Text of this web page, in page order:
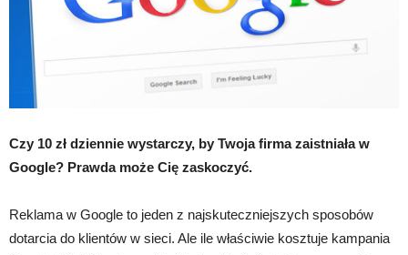
Czy 10 zł dziennie wystarczy, by Twoja firma zaistniała w
Google? Prawda może Cię zaskoczyć.
Reklama w Google to jeden z najskuteczniejszych sposobów
dotarcia do klientów w sieci. Ale ile właściwie kosztuje kampania